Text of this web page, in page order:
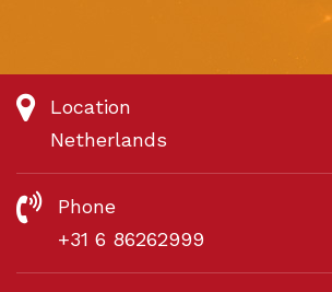
Location
Netherlands
Phone
+31 6 86262999